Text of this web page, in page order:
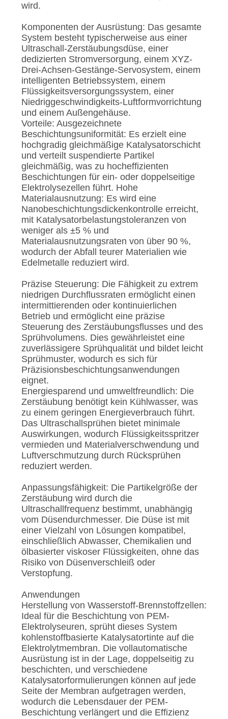
wird.
Komponenten der Ausrüstung: Das gesamte
System besteht typischerweise aus einer
Ultraschall-Zerstäubungsdüse, einer
dedizierten Stromversorgung, einem XYZ-
Drei-Achsen-Gestänge-Servosystem, einem
intelligenten Betriebssystem, einem
Flüssigkeitsversorgungssystem, einer
Niedriggeschwindigkeits-Luftformvorrichtung
und einem Außengehäuse.
Vorteile: Ausgezeichnete
Beschichtungsuniformität: Es erzielt eine
hochgradig gleichmäßige Katalysatorschicht
und verteilt suspendierte Partikel
gleichmäßig, was zu hocheffizienten
Beschichtungen für ein- oder doppelseitige
Elektrolysezellen führt. Hohe
Materialausnutzung: Es wird eine
Nanobeschichtungsdickenkontrolle erreicht,
mit Katalysatorbelastungstoleranzen von
weniger als ±5 % und
Materialausnutzungsraten von über 90 %,
wodurch der Abfall teurer Materialien wie
Edelmetalle reduziert wird.
Präzise Steuerung: Die Fähigkeit zu extrem
niedrigen Durchflussraten ermöglicht einen
intermittierenden oder kontinuierlichen
Betrieb und ermöglicht eine präzise
Steuerung des Zerstäubungsflusses und des
Sprühvolumens. Dies gewährleistet eine
zuverlässigere Sprühqualität und bildet leicht
Sprühmuster, wodurch es sich für
Präzisionsbeschichtungsanwendungen
eignet.
Energiesparend und umweltfreundlich: Die
Zerstäubung benötigt kein Kühlwasser, was
zu einem geringen Energieverbrauch führt.
Das Ultraschallsprühen bietet minimale
Auswirkungen, wodurch Flüssigkeitsspritzer
vermieden und Materialverschwendung und
Luftverschmutzung durch Rücksprühen
reduziert werden.
Anpassungsfähigkeit: Die Partikelgröße der
Zerstäubung wird durch die
Ultraschallfrequenz bestimmt, unabhängig
vom Düsendurchmesser. Die Düse ist mit
einer Vielzahl von Lösungen kompatibel,
einschließlich Abwasser, Chemikalien und
ölbasierter viskoser Flüssigkeiten, ohne das
Risiko von Düsenverschleiß oder
Verstopfung.
Anwendungen
Herstellung von Wasserstoff-Brennstoffzellen:
Ideal für die Beschichtung von PEM-
Elektrolyseuren, sprüht dieses System
kohlenstoffbasierte Katalysatortinte auf die
Elektrolytmembran. Die vollautomatische
Ausrüstung ist in der Lage, doppelseitig zu
beschichten, und verschiedene
Katalysatorformulierungen können auf jede
Seite der Membran aufgetragen werden,
wodurch die Lebensdauer der PEM-
Beschichtung verlängert und die Effizienz